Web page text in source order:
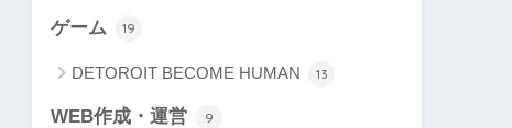
ゲーム 19
DETOROIT BECOME HUMAN 13
WEB作成・運営 9